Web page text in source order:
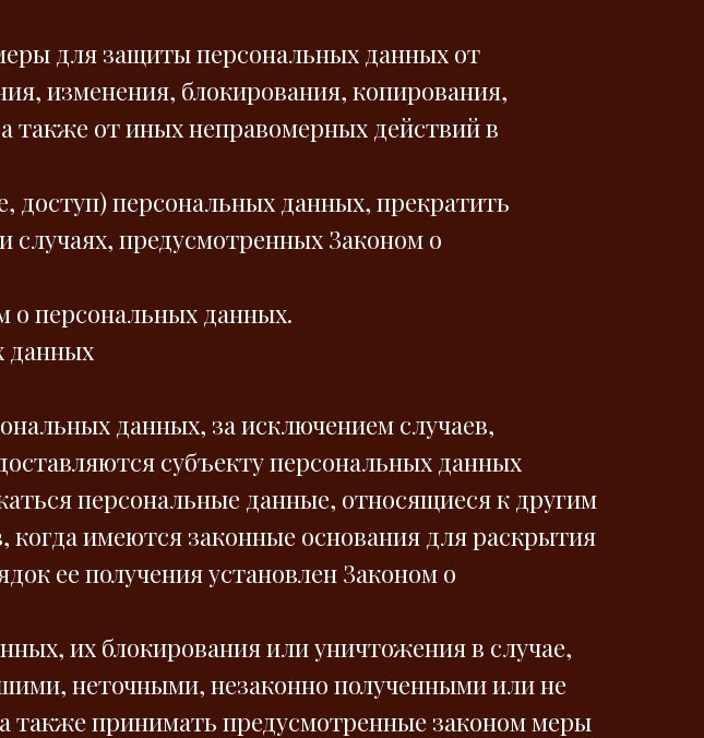
для защиты персональных данных от
изменения, блокирования, копирования,
также от иных неправомерных действий в
доступ) персональных данных, прекратить
предусмотренных Законом о
о персональных данных.
данных
данных, за исключением случаев,
субъекту персональных данных
персональные данные, относящиеся к другим
имеются законные основания для раскрытия
ее получения установлен Законом о
их блокирования или уничтожения в случае,
неточными, незаконно полученными или не
также принимать предусмотренные законом меры